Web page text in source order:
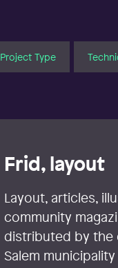
Project Type
Frid, layout
Layout, articles,
community
distributed by the
Salem